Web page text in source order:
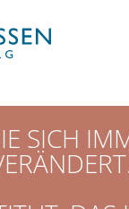
SICH